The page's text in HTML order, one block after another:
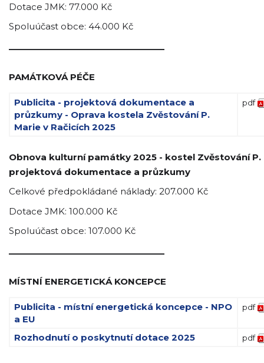
Dotace JMK: 77.000 Kč
Spoluúčast obce: 44.000 Kč
PAMÁTKOVÁ PÉČE
Publicita - projektová dokumentace a
průzkumy - Oprava kostela Zvěstování P.
Marie v Račicích 2025
pdf
Obnova kulturní památky 2025 - kostel Zvěstování P.
projektová dokumentace a průzkumy
Celkové předpokládané náklady: 207.000 Kč
Dotace JMK: 100.000 Kč
Spoluúčast obce: 107.000 Kč
MÍSTNÍ ENERGETICKÁ KONCEPCE
Publicita - místní energetická koncepce - NPO
a EU
pdf
Rozhodnutí o poskytnutí dotace 2025 pdf